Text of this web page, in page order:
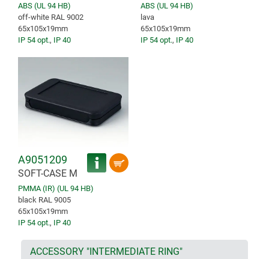
ABS (UL 94 HB)
off-white RAL 9002
65x105x19mm
IP 54 opt., IP 40
ABS (UL 94 HB)
lava
65x105x19mm
IP 54 opt., IP 40
A9051209
SOFT-CASE M
PMMA (IR) (UL 94 HB)
black RAL 9005
65x105x19mm
IP 54 opt., IP 40
ACCESSORY "INTERMEDIATE RING"